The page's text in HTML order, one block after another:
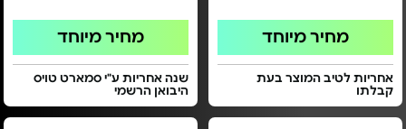
מחיר מיוחד
אחריות לטיב המוצר בעת
קבלתו
מחיר מיוחד
שנה אחריות ע"י סמארט טויס
היבואן הרשמי